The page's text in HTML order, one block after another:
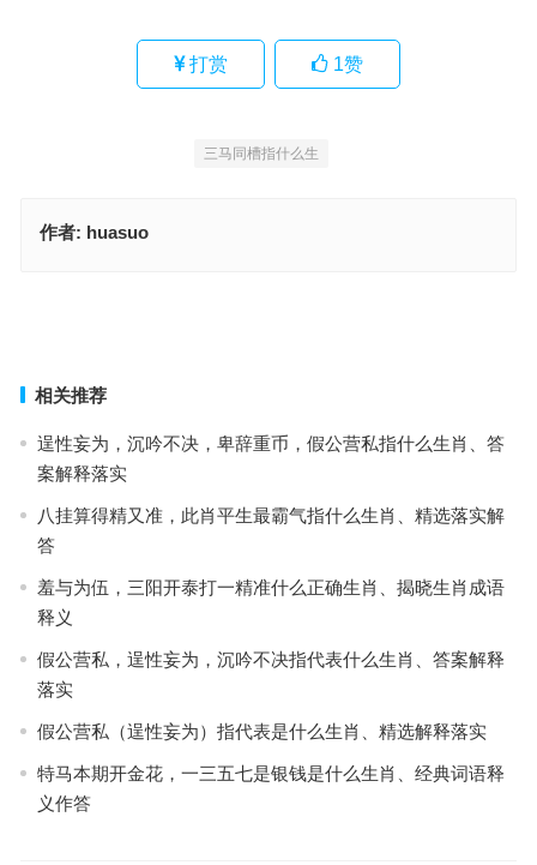
打赏 1赞
三马同槽指什么生
作者: huasuo
相关推荐
逞性妄为，沉吟不决，卑辞重币，假公营私指什么生肖、答
案解释落实
八挂算得精又准，此肖平生最霸气指什么生肖、精选落实解
答
羞与为伍，三阳开泰打一精准什么正确生肖、揭晓生肖成语
释义
假公营私，逞性妄为，沉吟不决指代表什么生肖、答案解释
落实
假公营私（逞性妄为）指代表是什么生肖、精选解释落实
特马本期开金花，一三五七是银钱是什么生肖、经典词语释
义作答